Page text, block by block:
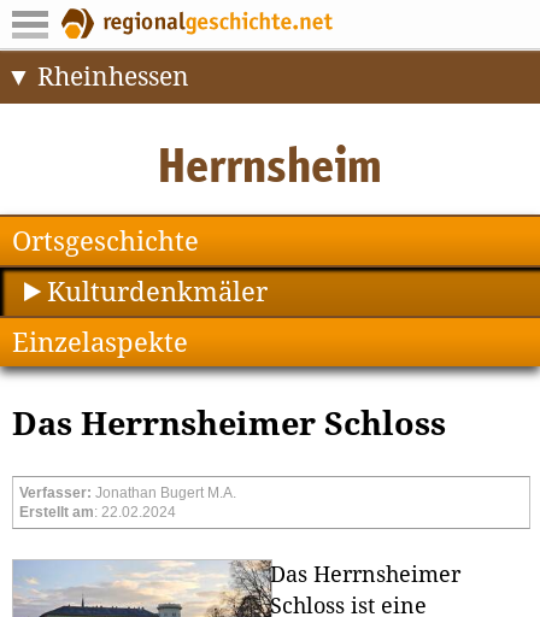
Rheinhessen
Ortsgeschichte
Kulturdenkmäler
Einzelaspekte
Das Herrnsheimer Schloss
Verfasser: Jonathan Bugert M.A.
Erstellt am: 22.02.2024
Das Herrnsheimer
Schloss ist eine